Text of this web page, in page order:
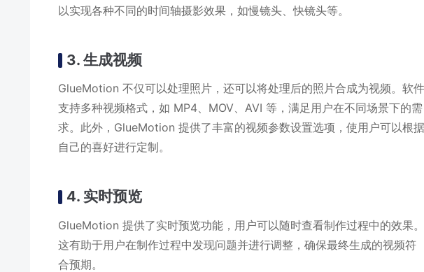
以实现各种不同的时间轴摄影效果，如慢镜头、快镜头等。
3. 生成视频
GlueMotion 不仅可以处理照片，还可以将处理后的照片合成为视频。软
支持多种视频格式，如 MP4、MOV、AVI 等，满足用户在不同场景下的需
求。此外，GlueMotion 提供了丰富的视频参数设置选项，使用户可以根
自己的喜好进行定制。
4. 实时预览
GlueMotion 提供了实时预览功能，用户可以随时查看制作过程中的效果
这有助于用户在制作过程中发现问题并进行调整，确保最终生成的视频符
合预期。